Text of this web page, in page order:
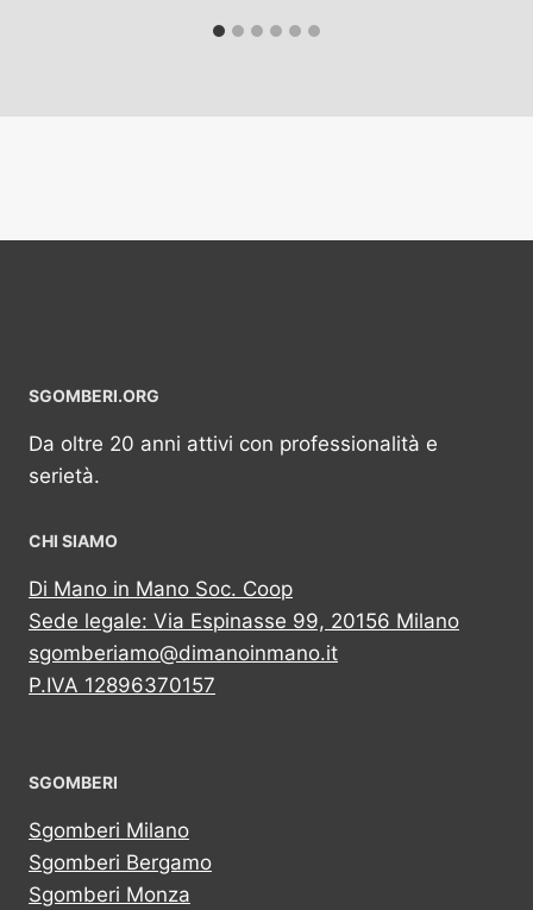
SGOMBERI.ORG
Da oltre 20 anni attivi con professionalità e
serietà.
CHI SIAMO
Di Mano in Mano Soc. Coop
Sede legale: Via Espinasse 99, 20156 Milano
sgomberiamo@dimanoinmano.it
P.IVA 12896370157
SGOMBERI
Sgomberi Milano
Sgomberi Bergamo
Sgomberi Monza